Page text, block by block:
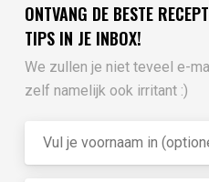
ONTVANG DE BESTE
TIPS IN JE INBOX!
We zullen je niet teveel e-
zelf namelijk ook irritant :)